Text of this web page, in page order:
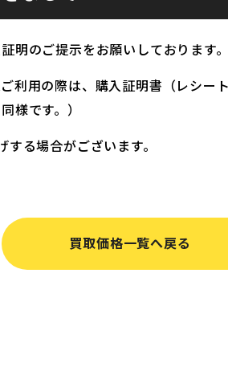
明のご提示をお願いしております。
利用の際は、購入証明書（レシ
様です。）
る場合がございます。
買取価格一覧へ戻る